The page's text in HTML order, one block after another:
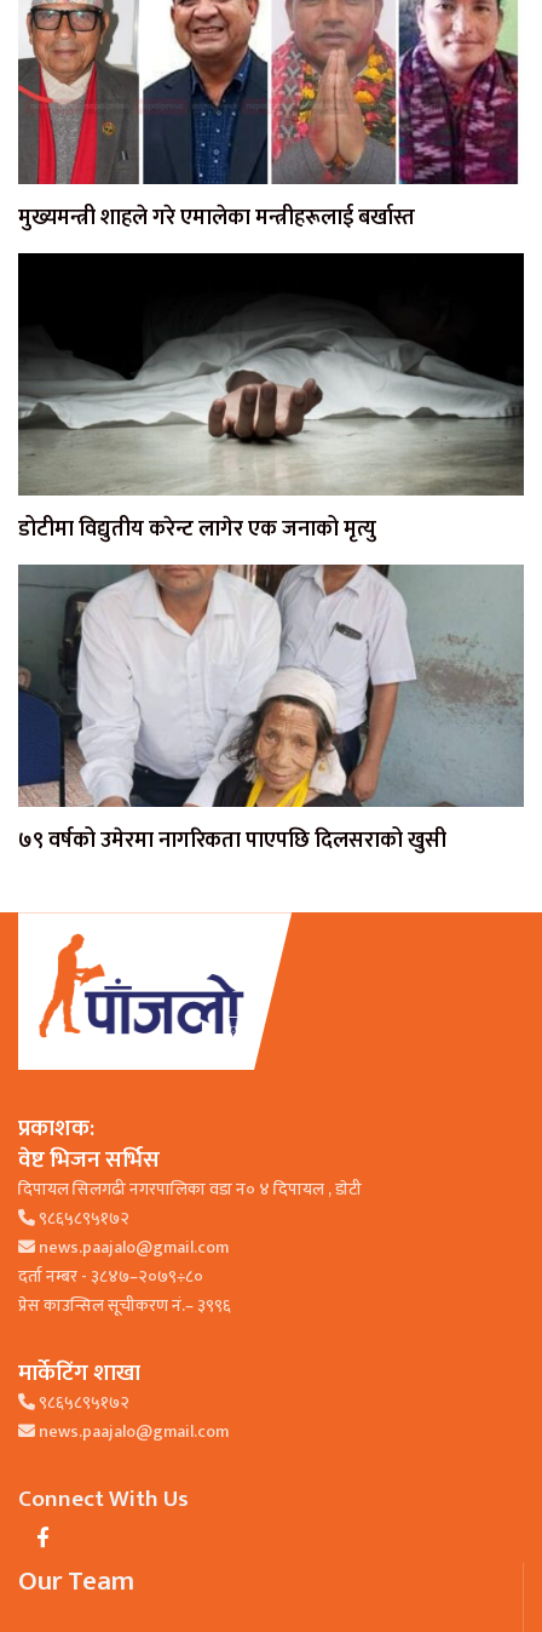
मुख्यमन्त्री शाहले गरे एमालेका मन्त्रीहरूलाई बर्खास्त
डोटीमा विद्युतीय करेन्ट लागेर एक जनाको मृत्यु
७९ वर्षको उमेरमा नागरिकता पाएपछि दिलसराको खुसी
प्रकाशक:
वेष्ट भिजन सर्भिस
दिपायल सिलगढी नगरपालिका वडा न० ४ दिपायल , डाेटी
९८६५८९५१७२
news.paajalo@gmail.com
दर्ता नम्बर - ३८४७–२०७९÷८०
प्रेस काउन्सिल सूचीकरण नं.– ३९९६
मार्केटिंग शाखा
९८६५८९५१७२
news.paajalo@gmail.com
Connect With Us
Our Team